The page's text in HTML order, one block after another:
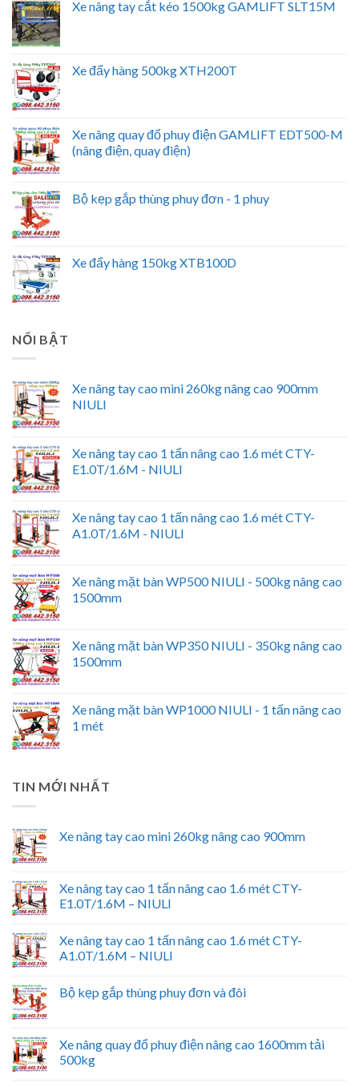
Xe nâng tay cắt kéo 1500kg GAMLIFT SLT15M
Xe đẩy hàng 500kg XTH200T
Xe nâng quay đổ phuy điện GAMLIFT EDT500-M
(nâng điện, quay điện)
Bộ kẹp gắp thùng phuy đơn - 1 phuy
Xe đẩy hàng 150kg XTB100D
NỔI BẬT
Xe nâng tay cao mini 260kg nâng cao 900mm
NIULI
Xe nâng tay cao 1 tấn nâng cao 1.6 mét CTY-
E1.0T/1.6M - NIULI
Xe nâng tay cao 1 tấn nâng cao 1.6 mét CTY-
A1.0T/1.6M - NIULI
Xe nâng mặt bàn WP500 NIULI - 500kg nâng cao
1500mm
Xe nâng mặt bàn WP350 NIULI - 350kg nâng cao
1500mm
Xe nâng mặt bàn WP1000 NIULI - 1 tấn nâng cao
1 mét
TIN MỚI NHẤT
Xe nâng tay cao mini 260kg nâng cao 900mm
Xe nâng tay cao 1 tấn nâng cao 1.6 mét CTY-
E1.0T/1.6M – NIULI
Xe nâng tay cao 1 tấn nâng cao 1.6 mét CTY-
A1.0T/1.6M – NIULI
Bộ kẹp gắp thùng phuy đơn và đôi
Xe nâng quay đổ phuy điện nâng cao 1600mm tải
500kg